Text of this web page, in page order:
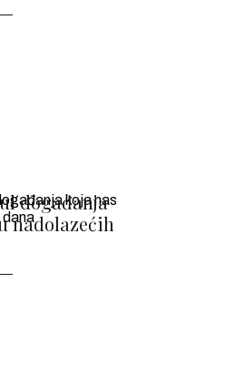
događanja
nadolazećih